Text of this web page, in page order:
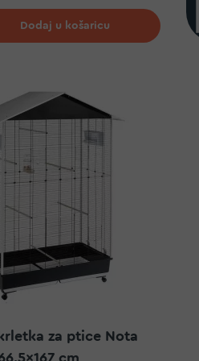
na listu želja
Dodaj u košaricu
za ptice Nota
cm